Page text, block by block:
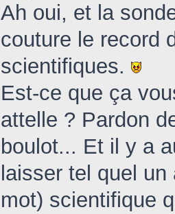
Ah oui, et la
couture le record
scientifiques.
Est-ce que ça
attelle ? Pardon
boulot... Et il y a
laisser tel quel
mot) scientifique